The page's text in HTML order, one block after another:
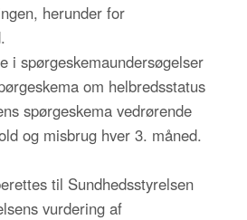
herunder for
i spørgeskemaundersøgelser
om helbredsstatus
spørgeskema vedrørende
og misbrug hver 3. måned.
til Sundhedsstyrelsen
vurdering af